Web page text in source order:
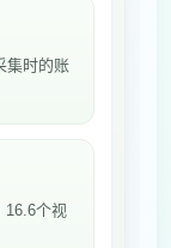
集时的账
16.6个视